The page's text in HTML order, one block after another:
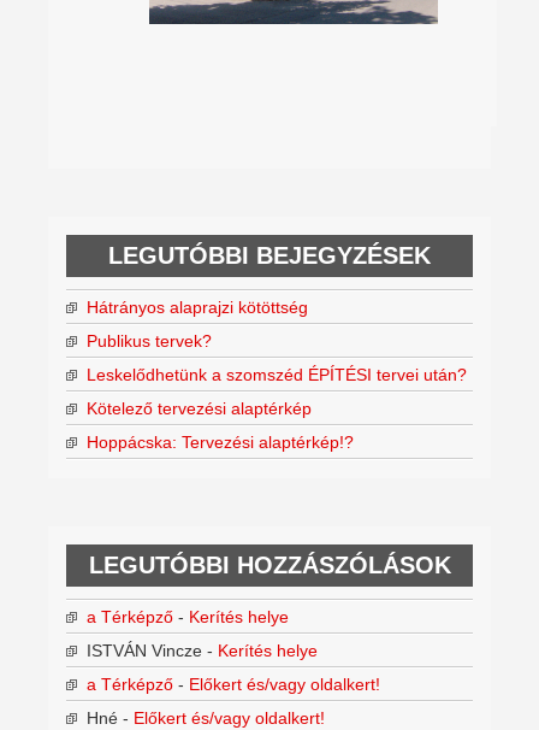
LEGUTÓBBI BEJEGYZÉSEK
Hátrányos alaprajzi kötöttség
Publikus tervek?
Leskelődhetünk a szomszéd ÉPÍTÉSI tervei után?
Kötelező tervezési alaptérkép
Hoppácska: Tervezési alaptérkép!?
LEGUTÓBBI HOZZÁSZÓLÁSOK
a Térképző - Kerítés helye
ISTVÁN Vincze - Kerítés helye
a Térképző - Előkert és/vagy oldalkert!
Hné - Előkert és/vagy oldalkert!